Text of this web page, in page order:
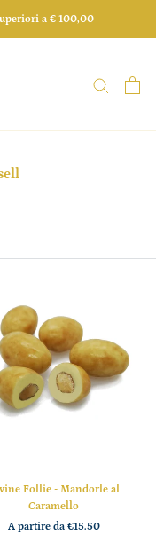
a € 100,00
Follie - Mandorle al
Caramello
A partire da €15.50